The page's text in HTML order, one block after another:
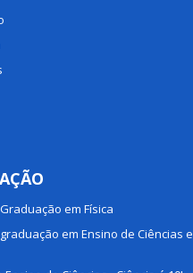
em Física
em Ensino de Ciências e